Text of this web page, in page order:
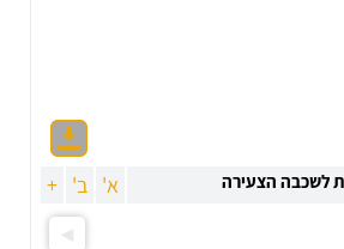
לשכבה הצעירה א' ב' +